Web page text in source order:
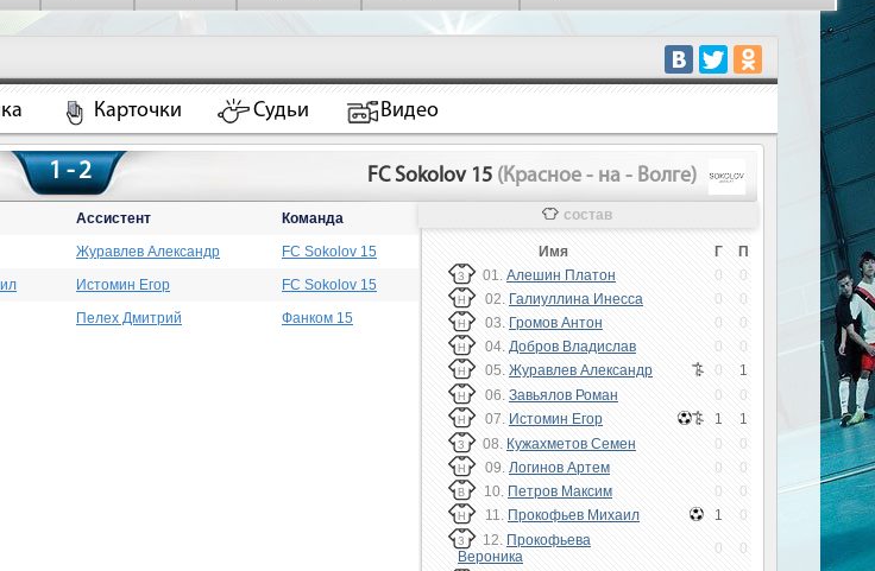
Карточки Судьи Видео
1 - 2 FC Sokolov 15 (Красное - на - Волге)
Ассистент
Команда
Журавлев Александр
FC Sokolov 15
Истомин Егор
FC Sokolov 15
Пелех Дмитрий Фанком 15
состав
Имя Г П
З 01. Алешин Платон 0 0
Н 02. Галиуллина Инесса 0 0
Н 03. Громов Антон 0 0
Н 04. Добров Владислав 0 0
Н 05. Журавлев Александр 0 1
Н 06. Завьялов Роман 0 0
Н 07. Истомин Егор 1 1
З 08. Кужахметов Семен 0 0
Н 09. Логинов Артем 0 0
В 10. Петров Максим 0 0
Н 11. Прокофьев Михаил 1 0
З 12. Прокофьева
Вероника
0 0